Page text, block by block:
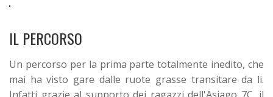
IL PERCORSO
Un percorso per la prima parte totalmente inedito, che
mai ha visto gare dalle ruote grasse transitare da li.
Infatti grazie al supporto dei ragazzi dell'Asiago 7C, il